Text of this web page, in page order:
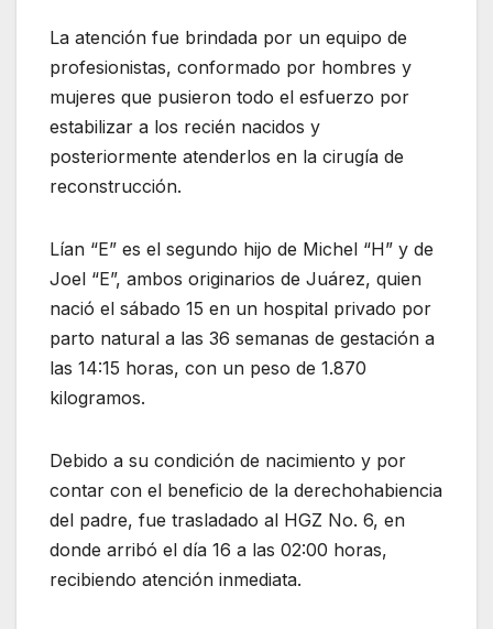
La atención fue brindada por un equipo de
profesionistas, conformado por hombres y
mujeres que pusieron todo el esfuerzo por
estabilizar a los recién nacidos y
posteriormente atenderlos en la cirugía de
reconstrucción.
Lían “E” es el segundo hijo de Michel “H” y de
Joel “E”, ambos originarios de Juárez, quien
nació el sábado 15 en un hospital privado por
parto natural a las 36 semanas de gestación a
las 14:15 horas, con un peso de 1.870
kilogramos.
Debido a su condición de nacimiento y por
contar con el beneficio de la derechohabiencia
del padre, fue trasladado al HGZ No. 6, en
donde arribó el día 16 a las 02:00 horas,
recibiendo atención inmediata.